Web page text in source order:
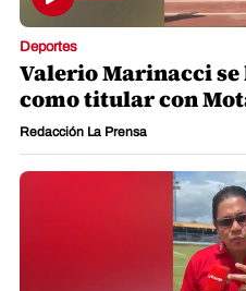
Deportes
Valerio Marinacci se
como titular con
Redacción La Prensa